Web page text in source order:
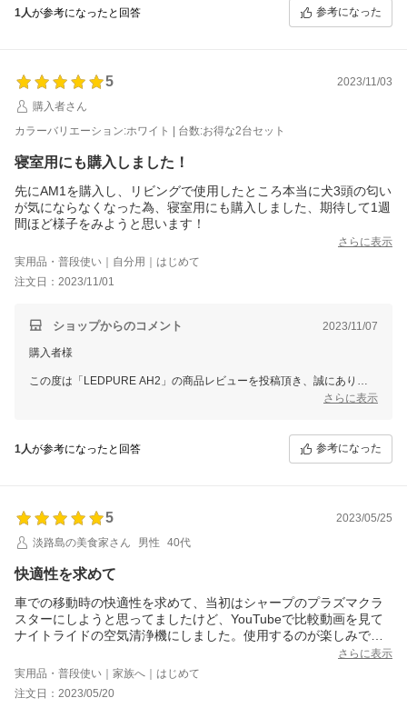
ぜひ末永くご愛用いただき、またご感想のレビューをいただけますと幸
ありがとうございました。
1人が参考になったと回答 参考になった
5
2023/11/03
購入者さん
カラーバリエーション:ホワイト | 台数:お得な2台セット
寝室用にも購入しました！
先にAM1を購入し、リビングで使用したところ本当に犬3頭の匂い
が気にならなくなった為、寝室用にも購入しました、期待して1週
間ほど様子をみようと思います！
さらに表示
実用品・普段使い｜自分用｜はじめて
注文日：2023/11/01
ショップからのコメント 2023/11/07
購入者様
この度は「LEDPURE AH2」の商品レビューを投稿頂き、誠にありが
非常にうれしく思っております。
ありがとうございました。
さらに表示
1人が参考になったと回答 参考になった
5
2023/05/25
淡路島の美食家さん
男性 40代
快適性を求めて
車での移動時の快適性を求めて、当初はシャープのプラズマクラ
スターにしようと思ってましたけど、YouTubeで比較動画を見て
ナイトライドの空気清浄機にしました。使用するのが楽しみで
さらに表示
実用品・普段使い｜家族へ｜はじめて
注文日：2023/05/20